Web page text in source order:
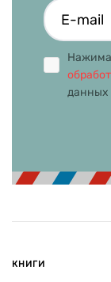
данных
КНИГИ